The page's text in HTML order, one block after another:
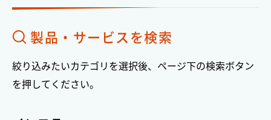
製品・サービスを検索
絞り込みたいカテゴリを選択後、ページ下の検索ボタン
を押してください。